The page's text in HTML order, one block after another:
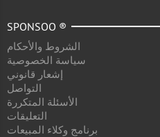
SPONSOO ®
الشروط والأحكام
سياسة الخصوصية
إشعار قانوني
التواصل
الأسئلة المتكررة
التعليقات
برنامج وكلاء المبيعات